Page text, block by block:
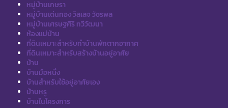
หมู่บ้านเกษรา
หมู่บ้านเด่นทอง วิลเลจ วัชรพล
หมู่บ้านเศรษฐศิริ ทวีวัฒนา
ห้องแม่บ้าน
ที่ดินเหมาะสำหรับทำบ้านพักตากอากาศ
ที่ดินเหมาะสำหรับสร้างบ้านอยู่อาศัย
บ้าน
บ้านมือหนึ่ง
บ้านสำหรับใช้อยู่อาศัยเอง
บ้านหรู
บ้านในโครงการ